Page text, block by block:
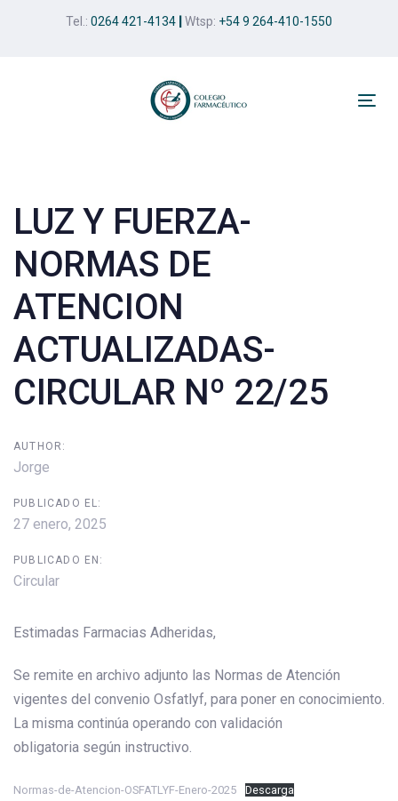
Tel.: 0264 421-4134 Wtsp: +54 9 264-410-1550
LUZ Y FUERZA-
NORMAS DE
ATENCION
ACTUALIZADAS-
CIRCULAR Nº 22/25
AUTHOR:
Jorge
PUBLICADO EL:
27 enero, 2025
PUBLICADO EN:
Circular
Estimadas Farmacias Adheridas,
Se remite en archivo adjunto las Normas de Atención
vigentes del convenio Osfatlyf, para poner en conocimiento.
La misma continúa operando con validación
obligatoria según instructivo.
Normas-de-Atencion-OSFATLYF-Enero-2025 Descarga
navigation